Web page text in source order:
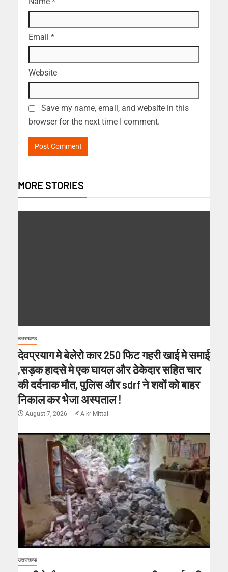
Email *
Website
Save my name, email, and website in this
browser for the next time I comment.
MORE STORIES
उत्तराखण्ड
देवप्रयाग मे बेलेरो कार 250 फिट गहरी खाई मे समाई
,सड़क हादसे मे एक घायल और ठेकेदार सहित चार
की दर्दनाक मौत, पुलिस और sdrf ने शवों को बाहर
निकाल कर भेजा अस्पताल !
August 7, 2026 A kr Mittal
उत्तराखण्ड